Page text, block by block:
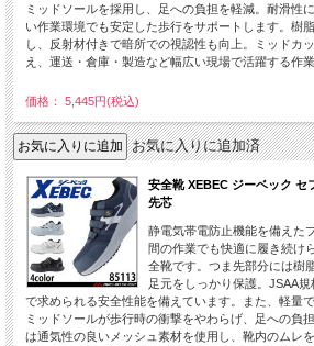
ミッドソールを採用し、足への負担を軽減。耐滑性
い作業環境でも安定した歩行をサポートします。樹
し、反射材付きで暗所での視認性も向上。ミッドカ
え、運送・倉庫・製造など幅広い現場で活躍する作業
価格： 5,445円(税込)
お気に入りに追加済
安全靴 XEBEC ジーベック セ
先芯
静電気帯電防止機能を備えた
間の作業でも快適に履き続け
全靴です。つま先部分には樹
足元をしっかり保護。JSAA
で求められる安全性能を備えています。また、軽量
ミッドソールが歩行時の衝撃をやわらげ、足への負
は通気性の良いメッシュ素材を使用し、靴内のムレ